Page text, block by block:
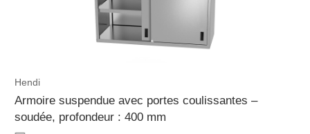
Hendi
Armoire suspendue avec portes coulissantes –
soudée, profondeur : 400 mm